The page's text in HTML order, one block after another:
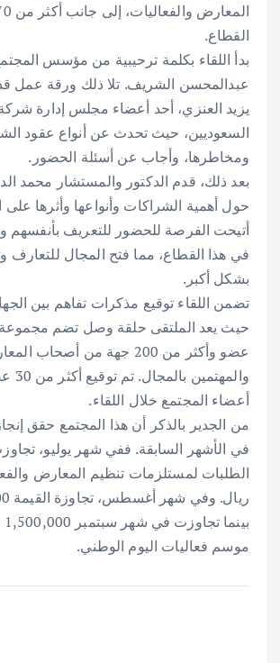
القطاع.
بدأ اللقاء بكلمة ترحيبية من مؤسس
عبدالمحسن الشريف. تلا ذلك ورقة عمل
يزيد العنزي، أحد أعضاء مجلس إدارة
السعوديين، حيث تحدث عن أنواع عقود
ومخاطرها، وأجاب عن أسئلة الحضور.
بعد ذلك، قدم الدكتور والمستشار محمد
حول أهمية الشراكات وأنواعها وأثرها على
أتيحت الفرصة للحضور للتعريف
في هذا القطاع، مما فتح المجال للتعارف
بشكل أكبر.
تضمن اللقاء توقيع مذكرات تفاهم بين
عضو وأكثر من 200 جهة من
أعضاء المجتمع خلال اللقاء.
من الجدير بالذكر أن هذا المجتمع حقق
في الأشهر السابقة. ففي شهر يوليو،
موسم فعاليات اليوم الوطني.